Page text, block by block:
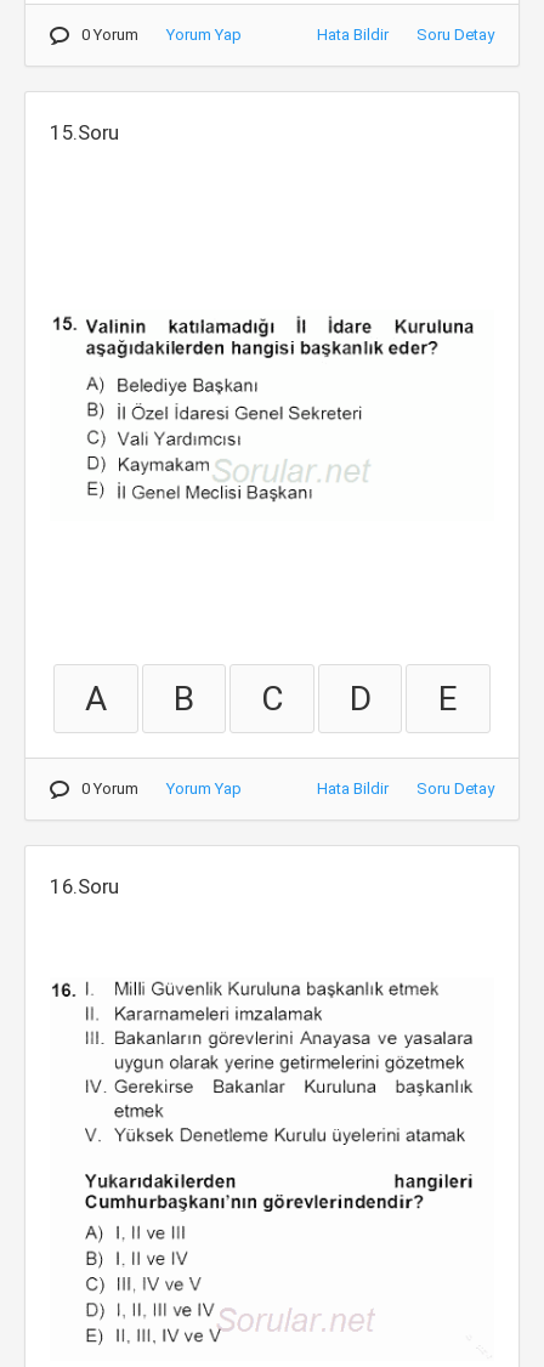
0 Yorum Yorum Yap Hata Bildir Soru Detay
15.Soru
A B C D E
0 Yorum Yorum Yap Hata Bildir Soru Detay
16.Soru